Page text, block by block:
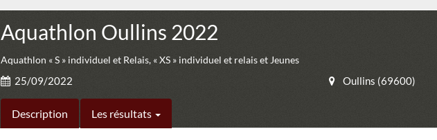
Aquathlon Oullins 2022
Aquathlon « S » individuel et Relais, « XS » individuel et relais et Jeunes
25/09/2022 Oullins (69600)
Description Les résultats